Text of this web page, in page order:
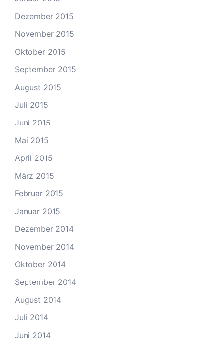
Dezember 2015
November 2015
Oktober 2015
September 2015
August 2015
Juli 2015
Juni 2015
Mai 2015
April 2015
März 2015
Februar 2015
Januar 2015
Dezember 2014
November 2014
Oktober 2014
September 2014
August 2014
Juli 2014
Juni 2014